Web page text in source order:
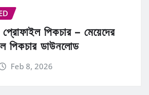
পিকচার – মেয়েদের
পিকচার ডাউনলোড
Feb 8, 2026